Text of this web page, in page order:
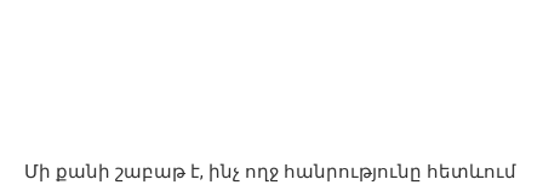
Մի քանի շաբաթ է, ինչ ողջ հանրությունը հետևում